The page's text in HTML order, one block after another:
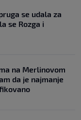
se udala za
se Rozga i
na Merlinovom
da je najmanje